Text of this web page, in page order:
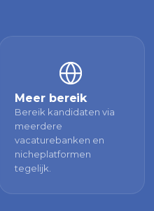
Meer bereik
Bereik kandidaten via
meerdere
vacaturebanken en
nicheplatformen
tegelijk.